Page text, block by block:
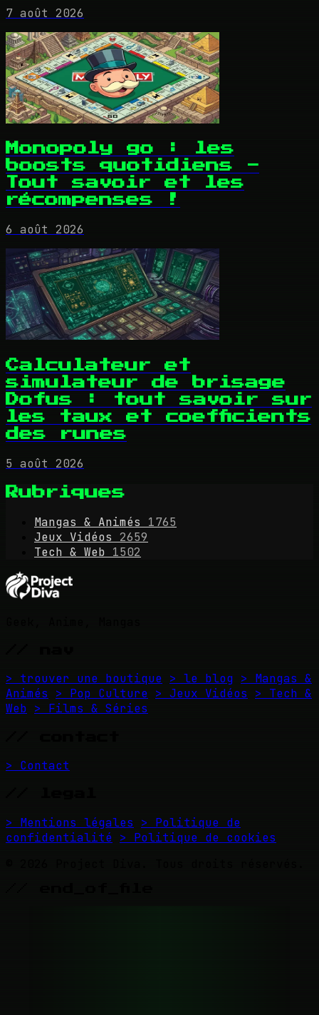
7 août 2026
Monopoly go : les
boosts quotidiens -
Tout savoir et les
récompenses !
6 août 2026
Calculateur et
simulateur de brisage
Dofus : tout savoir sur
les taux et coefficients
des runes
5 août 2026
Rubriques
Mangas & Animés
1765
Jeux Vidéos
2659
Tech & Web 1502
> trouver une boutique > le blog > Mangas &
Animés
> Pop Culture > Jeux Vidéos
> Tech &
Web > Films & Séries
> Contact
> Mentions légales
> Politique de
confidentialité > Politique de cookies